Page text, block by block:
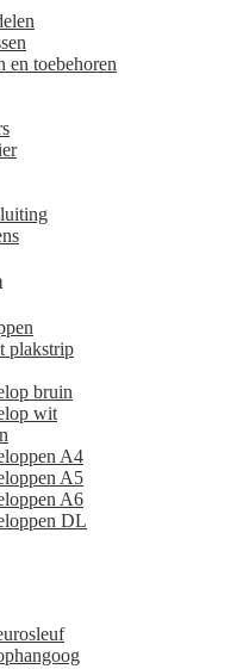
en toebehoren
plakstrip
bruin
wit
A4
A5
A6
DL